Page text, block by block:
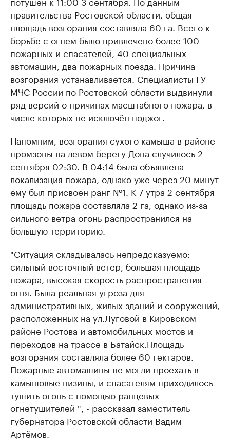
правительства Ростовской области, общая
площадь возгорания составляла 60 га. Всего к
борьбе с огнем было привлечено более 100
пожарных и спасателей, 40 специальных
автомашин, два пожарных поезда. Причина
возгорания устанавливается. Специалисты ГУ
МЧС России по Ростовской области выдвинули
ряд версий о причинах масштабного пожара, в
числе которых не исключён поджог.
Напомним, возгорания сухого камыша в районе
промзоны на левом берегу Дона случилось 2
сентября 02:30. В 04:14 была объявлена
локализация пожара, однако уже через 20 минут
ему был присвоен ранг №1. К 7 утра 2 сентября
площадь пожара составляла 2 га, однако из-за
сильного ветра огонь распространился на
большую территорию.
"Ситуация складывалась непредсказуемо:
сильный восточный ветер, большая площадь
пожара, высокая скорость распространения
огня. Была реальная угроза для
административных, жилых зданий и сооружений,
расположенных на ул.Луговой в Кировском
районе Ростова и автомобильных мостов и
переходов на трассе в Батайск.Площадь
возгорания составляла более 60 гектаров.
Пожарные автомашины не могли проехать в
камышовые низины, и спасателям приходилось
тушить огонь с помощью ранцевых
огнетушителей ", - рассказал заместитель
губернатора Ростовской области Вадим
Артёмов.